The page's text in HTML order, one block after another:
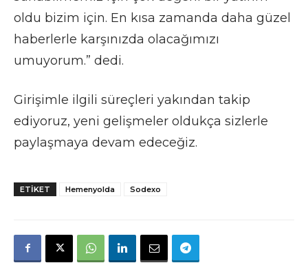
oldu bizim için. En kısa zamanda daha güzel
haberlerle karşınızda olacağımızı
umuyorum.” dedi.
Girişimle ilgili süreçleri yakından takip
ediyoruz, yeni gelişmeler oldukça sizlerle
paylaşmaya devam edeceğiz.
ETIKET Hemenyolda Sodexo